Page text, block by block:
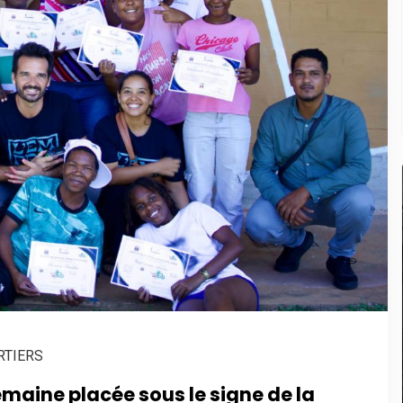
placée sous le signe de la